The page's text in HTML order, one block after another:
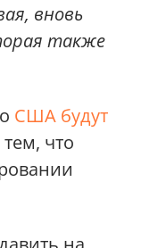
вновь
также
США будут
что